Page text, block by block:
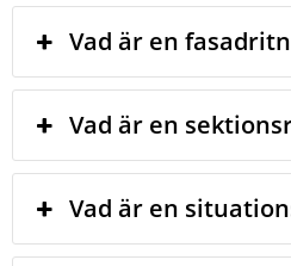
Vad är en
Vad är en
Vad är en